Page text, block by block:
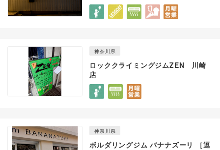
神奈川県
ロッククライミングジムZEN 川崎
店
神奈川県
ボルダリングジム バナナズーリ ［逗